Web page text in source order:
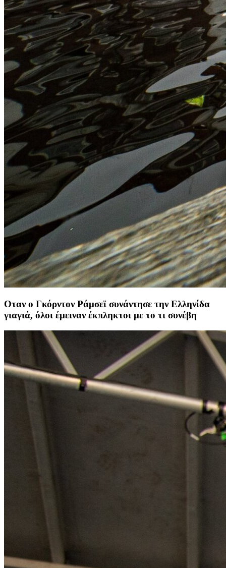
Οταν ο Γκόρντον Ράμσεϊ συνάντησε την Ελληνίδα
γιαγιά, όλοι έμειναν έκπληκτοι με το τι συνέβη